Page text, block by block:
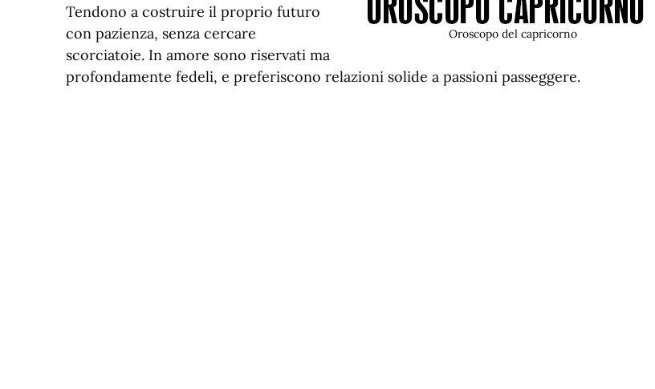
Oroscopo del capricorno
Tendono a costruire il proprio futuro
con pazienza, senza cercare
scorciatoie. In amore sono riservati ma
profondamente fedeli, e preferiscono relazioni solide a passioni passeggere.